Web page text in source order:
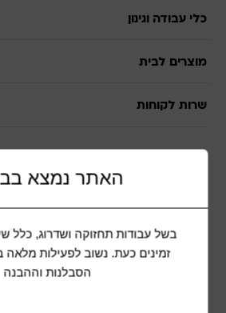
כלי עבודה וגינון
מוצרים לבית
שרות לקוחות
הצטרפות למועדון לקוחות
אני מאשר/ת קבלת תוכן שיווקי
כתובת מייל זו
האתר נמצא
בשל עבודות תחזוקה ושדרוג, כלל
זמינים כעת. נשוב לפעילות מלאה
הסבלנות וההבנה